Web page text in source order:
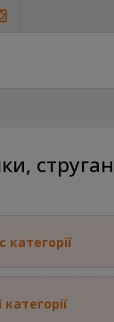
категорії